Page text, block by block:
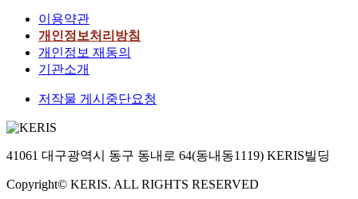
이용약관
개인정보처리방침
개인정보 재동의
기관소개
저작물 게시중단요청
41061 대구광역시 동구 동내로 64(동내동1119) KERIS빌딩
Copyright© KERIS. ALL RIGHTS RESERVED